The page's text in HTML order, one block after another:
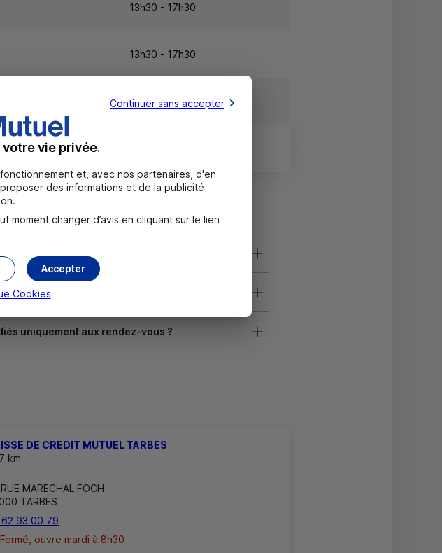
13h30 - 17h30
13h30 - 17h30
Fermé
uniquement aux rendez-vous ?
DE CREDIT MUTUEL TARBES
km
MARECHAL FOCH
TARBES
93 00 79
Fermé, ouvre mardi à 8h30
Continuer sans accepter
vie privée.
et, avec nos partenaires, d'en
des informations et de la publicité
moment changer d’avis en cliquant sur le lien
Accepter
Cookies